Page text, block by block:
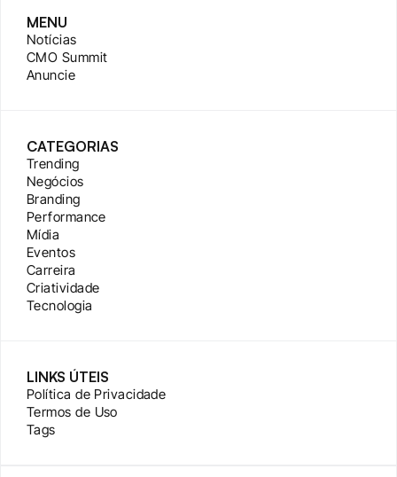
MENU
Notícias
CMO Summit
Anuncie
CATEGORIAS
Trending
Negócios
Branding
Performance
Mídia
Eventos
Carreira
Criatividade
Tecnologia
LINKS ÚTEIS
Política de Privacidade
Termos de Uso
Tags